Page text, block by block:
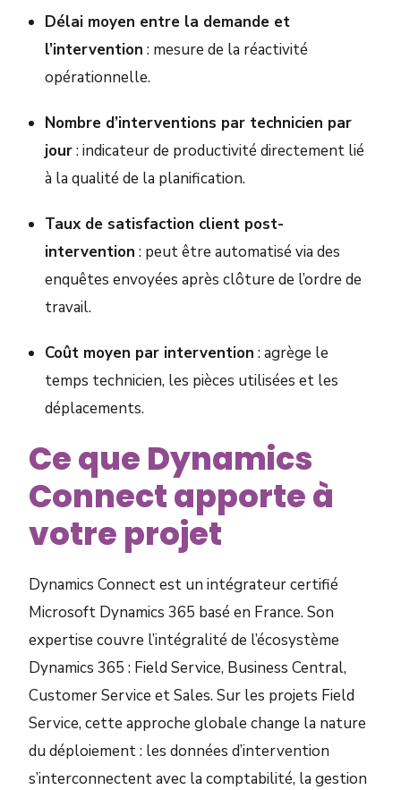
Délai moyen entre la demande et
l’intervention : mesure de la réactivité
opérationnelle.
Nombre d’interventions par technicien par
jour: indicateur de productivité directement lié
à la qualité de la planification.
Taux de satisfaction client post-
intervention : peut être automatisé via des
enquêtes envoyées après clôture de l’ordre de
travail.
Coût moyen par intervention : agrège le
temps technicien, les pièces utilisées et les
déplacements.
Ce que Dynamics
Connect apporte à
votre projet
Dynamics Connect est un intégrateur certifié
Microsoft Dynamics 365 basé en France. Son
expertise couvre l’intégralité de l’écosystème
Dynamics 365 : Field Service, Business Central,
Customer Service et Sales. Sur les projets Field
Service, cette approche globale change la nature
du déploiement : les données d’intervention
s’interconnectent avec la comptabilité, la gestion